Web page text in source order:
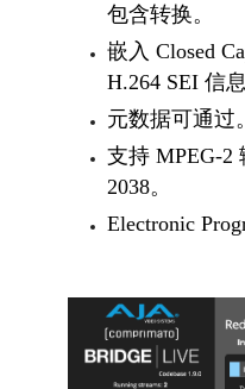
包含转换。
嵌入 Closed
H.264 SEI 信息
元数据可通过。
支持 MPEG-2
2038。
Electronic